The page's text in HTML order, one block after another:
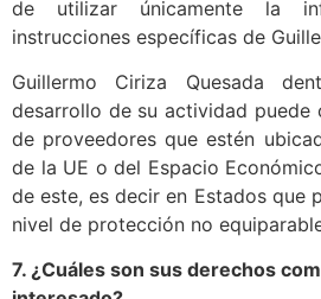
de utilizar únicamente la
instrucciones específicas de
Guillermo Ciriza Quesada
desarrollo de su actividad puede
de proveedores que estén
de la UE o del Espacio
de este, es decir en Estados que
nivel de protección no
7. ¿Cuáles son sus derechos